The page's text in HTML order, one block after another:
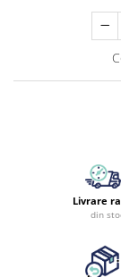
Livrare
din